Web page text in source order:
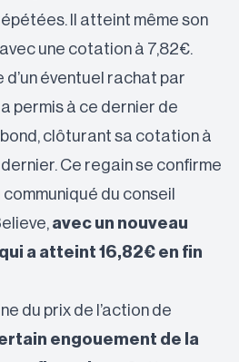
Il atteint même son
une cotation à 7,82€.
d’un éventuel rachat par
permis à ce dernier de
clôturant sa cotation à
Ce regain se confirme
du conseil
avec un nouveau
a atteint 16,82€ en fin
du prix de l’action de
engouement de la